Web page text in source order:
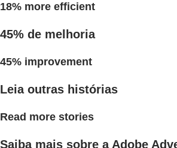
18% more efficient
45% de melhoria
45% improvement
Leia outras histórias
Read more stories
Saiba mais sobre a Adobe